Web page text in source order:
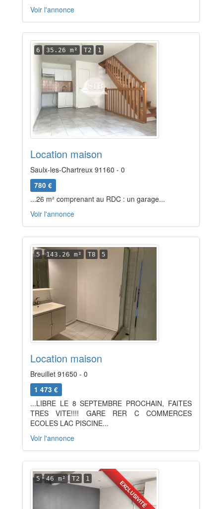
Voir l'annonce
6 35.26 m² T2 1
Location maison
Saulx-les-Chartreux 91160 - 0
780 €
...26 m² comprenant au RDC : un garage...
Voir l'annonce
5 143.26 m² T8 5
Location maison
Breuillet 91650 - 0
1 473 €
...LIBRE LE 8 SEPTEMBRE PROCHAIN, FAITES
TRES VITE!!!! GARE RER C COMMERCES
ECOLES LAC PISCINE...
Voir l'annonce
EXCLUSIVITÉ
5 46 m² T2 1